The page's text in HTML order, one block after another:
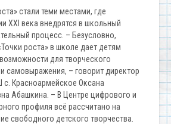
стали теми местами, где
XXI века внедрятся в школьный
процесс. – Безусловно,
роста» в школе дает детям
для творческого
и самовыражения, – говорит директор
с. Красноармейское Оксана
Абашкина. – В Центре цифрового и
профиля всё рассчитано на
свободного детского творчества.